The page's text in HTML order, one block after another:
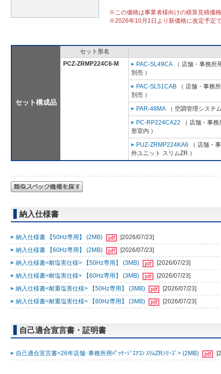
※この価格は事業者様向けの積算見積価
※2026年10月1日より新価格に改定予定
セット構成品
セット形名
PCZ-ZRMP224C6-M
PAC-SL49CA （ 店舗・事務所
別売 ）
PAC-SL51CAB （ 店舗・事務
別売 ）
PAR-48MA （ 空調管理システ
PC-RP224CA22 （ 店舗・事
形室内 ）
PUZ-ZRMP224KA6 （ 店舗・
外ユニット スリムZR ）
納入仕様書
納入仕様書 【50Hz専用】 (2MB)
[2026/07/23]
納入仕様書 【60Hz専用】 (2MB)
[2026/07/23]
納入仕様書<耐塩害仕様> 【50Hz専用】 (3MB)
[2026/07/23]
納入仕様書<耐塩害仕様> 【60Hz専用】 (3MB)
[2026/07/23]
納入仕様書<耐重塩害仕様> 【50Hz専用】 (3MB)
[2026/07/23]
納入仕様書<耐重塩害仕様> 【60Hz専用】 (3MB)
[2026/07/23]
自己適合宣言書・証明書
自己適合宣言書<26年店舗･事務所用ﾊﾟｯｹｰｼﾞｴｱｺﾝ ｽﾘﾑZRｼﾘｰｽﾞ> (2MB)